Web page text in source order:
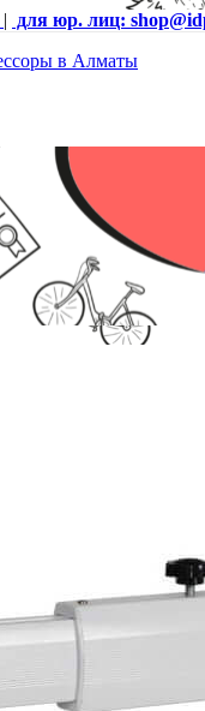
| для юр. лиц: